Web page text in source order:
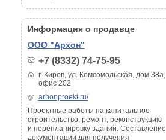
Информация о продавце
ООО "Архон"
+7 (8332) 74-75-95
г. Киров, ул. Комсомольская, дом 38а,
офис 202
arhonproekt.ru/
Проектные работы на капитальное
строительство, ремонт, реконструкцию
и перепланировку зданий. Составление
документации для получения